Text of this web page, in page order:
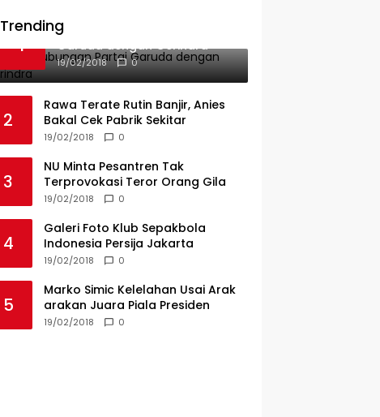
Trending
1
Ini Dia Hubungan Partai
Garuda dengan Gerindra
19/02/2018 0
2
Rawa Terate Rutin Banjir, Anies
Bakal Cek Pabrik Sekitar
19/02/2018 0
3
NU Minta Pesantren Tak
Terprovokasi Teror Orang Gila
19/02/2018 0
4
Galeri Foto Klub Sepakbola
Indonesia Persija Jakarta
19/02/2018 0
5
Marko Simic Kelelahan Usai Arak
arakan Juara Piala Presiden
19/02/2018 0